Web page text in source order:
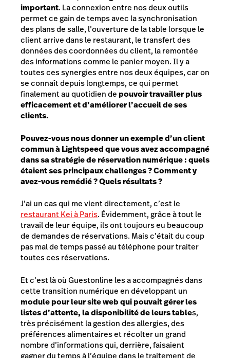
important. La connexion entre nos deux outils
permet ce gain de temps avec la synchronisation
des plans de salle, l’ouverture de la table lorsque le
client arrive dans le restaurant, le transfert des
données des coordonnées du client, la remontée
des informations comme le panier moyen. Il y a
toutes ces synergies entre nos deux équipes, car on
se connaît depuis longtemps, ce qui permet
finalement au quotidien depouvoir travailler plus
efficacement et d’améliorer l’accueil de ses
clients.
Pouvez-vous nous donner un exemple d’un client
commun à Lightspeed que vous avez accompagné
dans sa stratégie de réservation numérique : quels
étaient ses principaux challenges ? Comment y
avez-vous remédié ? Quels résultats ?
J’ai un cas qui me vient directement, c’est le
restaurant Kei à Paris. Évidemment, grâce à tout le
travail de leur équipe, ils ont toujours eu beaucoup
de demandes de réservations. Mais c’était du coup
pas mal de temps passé au téléphone pour traiter
toutes ces réservations.
Et c’est là où Guestonline les a accompagnés dans
cette transition numérique en développant un
module pour leur site web qui pouvait gérer les
listes d’attente, la disponibilité de leurs tables,
très précisément la gestion des allergies, des
préférences alimentaires et récolter un grand
nombre d’informations qui, derrière, faisaient
gagner du temps à l’équipe dans le traitement de